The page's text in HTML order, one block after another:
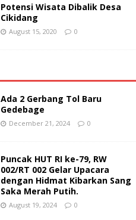
Potensi Wisata Dibalik Desa
Cikidang
August 15, 2020 0
Ada 2 Gerbang Tol Baru
Gedebage
December 21, 2024 0
Puncak HUT RI ke-79, RW
002/RT 002 Gelar Upacara
dengan Hidmat Kibarkan Sang
Saka Merah Putih.
August 19, 2024 0